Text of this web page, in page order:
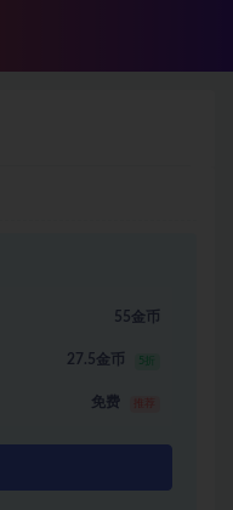
55金币
27.5金币 5折
免费